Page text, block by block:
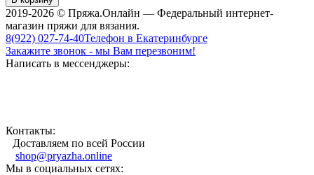
2019-2026 © Пряжа.Онлайн — Федеральный интернет-
магазин пряжи для вязания.
8(922) 027-74-40Телефон в Екатеринбурге
Закажите звонок - мы Вам перезвоним!
Написать в мессенджеры:
Контакты:
Доставляем по всей России
shop@pryazha.online
Мы в социальных сетях: